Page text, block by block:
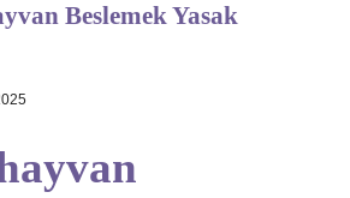
Beslemek Yasak